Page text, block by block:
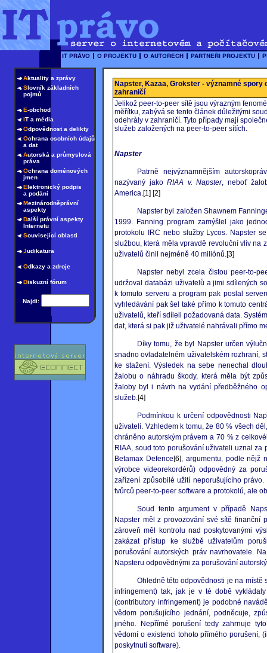
Aktuality a zprávy
Slovník základních
pojmů
E-obchod
IT a média
Odpovědnost a delikty
Ochrana osobních údajů
a dat
Autorská a průmyslová
práva
Ochrana doménových
jmen
Elektronický podpis
a podání
Mezinárodněprávní
aspekty
Další právní aspekty
Internetu
Související oblasti
Judikatura
Odkazy a zdroje
Diskuzní fórum
Najdi:
Napster, Kazaa, Grokster - významné spory
zahraničí
Jelikož peer-to-peer sítě jsou výrazným
měřítku, zabývá se tento článek důležitými
odehrály v zahraničí. Tyto případy mají
služeb založených na peer-to-peer sítích.
Napster
Patrně nejvýznamnějším
nazývaný jakoRIAA v. Napster, neboť
America.[1] [2]
Napster byl založen Shawnem
1999. Fanning program zamýšlel jako
protokolu IRC nebo služby Lycos. Napster
službou, která měla vpravdě revoluční vliv na
uživatelů činil nejméně 40 miliónů.[3]
Napster nebyl zcela čistou peer-to-
udržoval databázi uživatelů a jimi sdílených
k tomuto serveru a program pak poslal
vyhledávání pak šel také přímo k tomuto
uživatelů, kteří sdíleli požadovaná data.
dat, která si pak již uživatelé nahrávali přímo
Díky tomu, že byl Napster určen
snadno ovladatelném uživatelském rozhraní,
ke stažení. Výsledek na sebe nenechal
žalobu o náhradu škody, která měla být
žaloby byl i návrh na vydání předběžného
služeb.[4]
Podmínkou k určení odpovědnosti
uživateli. Vzhledem k tomu, že 80 % všech
chráněno autorským právem a 70 % z
RIAA, soud toto porušování uživateli uznal za
Betamax Defence[6], argumentu, podle nějž
výrobce videorekordérů) odpovědný za
zařízení způsobilé užití neporušujícího
tvůrců peer-to-peer software a protokolů, ale
Soud tento argument v případě
Napster měl z provozování své sítě finanční
zároveň měl kontrolu nad poskytovanými
zakázat přístup ke službě uživatelům
porušování autorských práv navrhovatele.
Napsteru odpovědnými za porušování
Ohledně této odpovědnosti je na místě
infringement) tak, jak je v té době
(contributory infringement) je podobné
vědom porušujícího jednání, podněcuje,
jiného. Nepřímé porušení tedy zahrnuje
vědomí o existenci tohoto přímého porušení,
poskytnutí software).